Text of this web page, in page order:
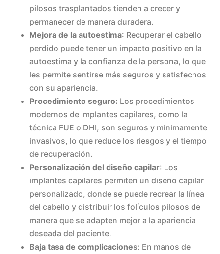
pilosos trasplantados tienden a crecer y
permanecer de manera duradera.
Mejora de la autoestima: Recuperar el cabello
perdido puede tener un impacto positivo en la
autoestima y la confianza de la persona, lo que
les permite sentirse más seguros y satisfechos
con su apariencia.
Procedimiento seguro: Los procedimientos
modernos de implantes capilares, como la
técnica FUE o DHI, son seguros y minimamente
invasivos, lo que reduce los riesgos y el tiempo
de recuperación.
Personalización del diseño capilar: Los
implantes capilares permiten un diseño capilar
personalizado, donde se puede recrear la línea
del cabello y distribuir los folículos pilosos de
manera que se adapten mejor a la apariencia
deseada del paciente.
Baja tasa de complicaciones: En manos de